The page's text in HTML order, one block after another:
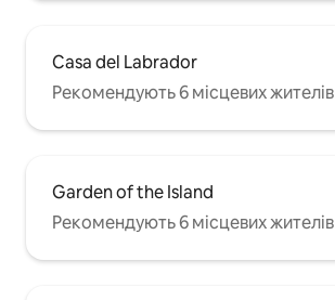
Casa del Labrador
Рекомендують 6 місцевих жителів
Garden of the Island
Рекомендують 6 місцевих жителів